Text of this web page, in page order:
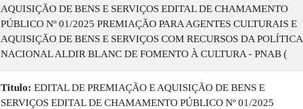
AQUISIÇÃO DE BENS E SERVIÇOS EDITAL DE CHAMAMENTO
PÚBLICO Nº 01/2025 PREMIAÇÃO PARA AGENTES CULTURAIS E
AQUISIÇÃO DE BENS E SERVIÇOS COM RECURSOS DA POLÍTICA
NACIONAL ALDIR BLANC DE FOMENTO À CULTURA - PNAB (
Titulo: EDITAL DE PREMIAÇÃO E AQUISIÇÃO DE BENS E
SERVIÇOS EDITAL DE CHAMAMENTO PÚBLICO Nº 01/2025